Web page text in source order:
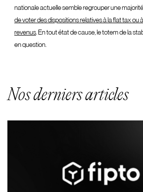
nationale actuelle semble regrouper une
de voter des dispositions relatives à la flat tax ou
revenus. En tout état de cause, le totem de la
en question.
Nos derniers articles